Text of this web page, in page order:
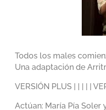
Todos los males
Una adaptación de
VERSIÓN PLUS | | | | |
Actúan: María Pía Soler